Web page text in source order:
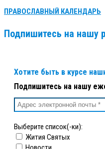
ПРАВОСЛАВНЫЙ КАЛЕНДАРЬ
Подпишитесь на нашу
Хотите быть в курсе
Подпишитесь на нашу
Выберите список(-ки):
Жития Святых